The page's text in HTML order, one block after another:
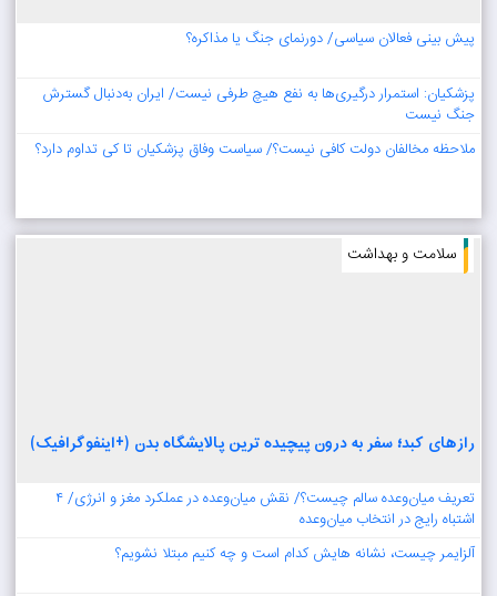
پیش بینی فعالان سیاسی/ دورنمای جنگ یا مذاکره؟
پزشکیان: استمرار درگیری‌ها به نفع هیچ طرفی نیست/ ایران به‌دنبال گسترش
جنگ نیست
ملاحظه مخالفان دولت کافی نیست؟/ سیاست وفاق پزشکیان تا کی تداوم دارد؟
سلامت و بهداشت
رازهای کبد؛ سفر به درون پیچیده ترین پالایشگاه بدن (+اینفوگرافیک)
تعریف میان‌وعده سالم چیست؟/ نقش میان‌وعده در عملکرد مغز و انرژی/ ۴
اشتباه رایج در انتخاب میان‌وعده
آلزایمر چیست، نشانه هایش کدام است و چه کنیم مبتلا نشویم؟